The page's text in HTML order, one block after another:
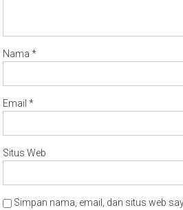
Nama*
Email*
Situs Web
Simpan nama, email, dan situs web